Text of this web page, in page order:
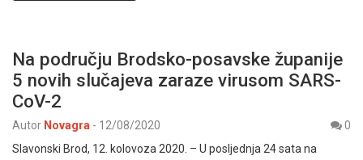
Na području Brodsko-posavske županije
5 novih slučajeva zaraze virusom SARS-
CoV-2
Autor Novagra - 12/08/2020
0
Slavonski Brod, 12. kolovoza 2020. – U posljednja 24 sata na